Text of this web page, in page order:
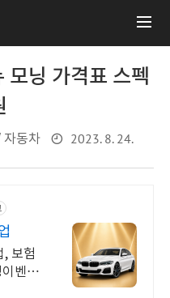
모닝 가격표 스펙
자동차 2023. 8. 24.
, 보험
벤트